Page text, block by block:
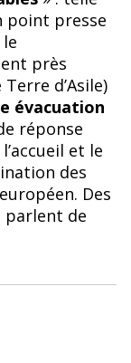
point presse
près
d’Asile)
évacuation
réponse
et le
des
Des
parlent de